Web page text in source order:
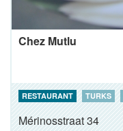
Chez Mutlu
RESTAURANT TURKS
Mérinosstraat 34